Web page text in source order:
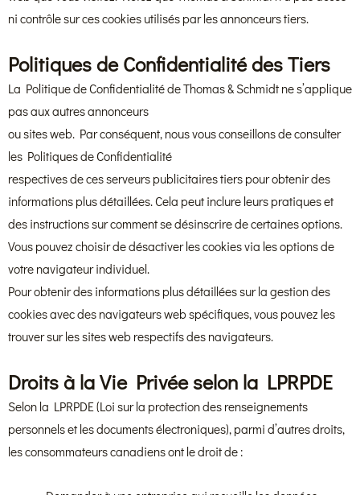
ni contrôle sur ces cookies utilisés par les annonceurs tiers.
Politiques de Confidentialité des Tiers
La Politique de Confidentialité de Thomas & Schmidt ne s’applique
pas aux autres annonceurs
ou sites web. Par conséquent, nous vous conseillons de consulter
les Politiques de Confidentialité
respectives de ces serveurs publicitaires tiers pour obtenir des
informations plus détaillées. Cela peut inclure leurs pratiques et
des instructions sur comment se désinscrire de certaines options.
Vous pouvez choisir de désactiver les cookies via les options de
votre navigateur individuel.
Pour obtenir des informations plus détaillées sur la gestion des
cookies avec des navigateurs web spécifiques, vous pouvez les
trouver sur les sites web respectifs des navigateurs.
Droits à la Vie Privée selon la LPRPDE
Selon la LPRPDE (Loi sur la protection des renseignements
personnels et les documents électroniques), parmi d’autres droits,
les consommateurs canadiens ont le droit de :